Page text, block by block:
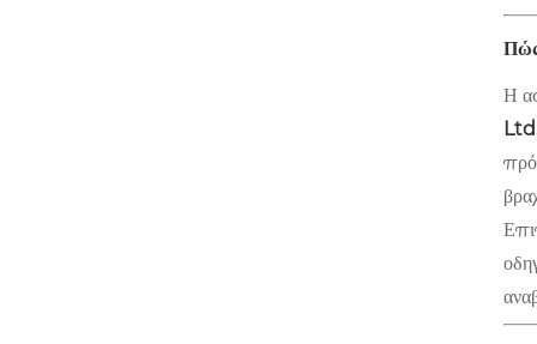
Πώς
Η